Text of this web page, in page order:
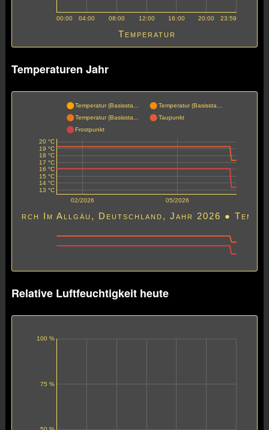
00:00 04:00 08:00 12:00 16:00 20:00 23:59
Temperatur
Temperaturen Jahr
Temperatur (Basissta...
Temperatur (Basissta...
Temperatur (Basissta...
Taupunkt
Frostpunkt
02/2026 05/2026
Leutkirch Im Allgäu,
13 °C
14 °C
15 °C
16 °C
17 °C
18 °C
19 °C
20 °C
Relative Luftfeuchtigkeit heute
75 %
100 %